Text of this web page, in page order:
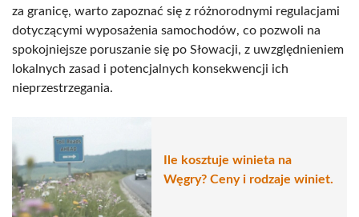
za granicę, warto zapoznać się z różnorodnymi regulacjami
dotyczącymi wyposażenia samochodów, co pozwoli na
spokojniejsze poruszanie się po Słowacji, z uwzględnieniem
lokalnych zasad i potencjalnych konsekwencji ich
nieprzestrzegania.
Ile kosztuje winieta na
Węgry? Ceny i rodzaje winiet.